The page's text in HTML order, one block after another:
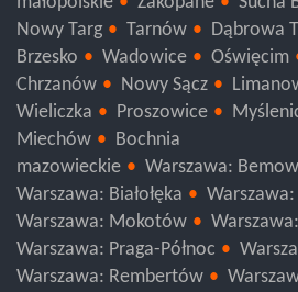
małopolskie
Zakopane
Sucha
Nowy Targ
Tarnów
Dąbrowa
Brzesko
Wadowice Oświęcim
Chrzanów
Nowy Sącz
Wieliczka
Proszowice
Miechów
Bochnia
mazowieckie
Warszawa:
Warszawa: Białołęka
Warszawa: Mokotów
Warszawa: Praga-Północ